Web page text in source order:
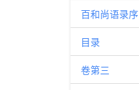
百和尚语录序
目录
卷第三